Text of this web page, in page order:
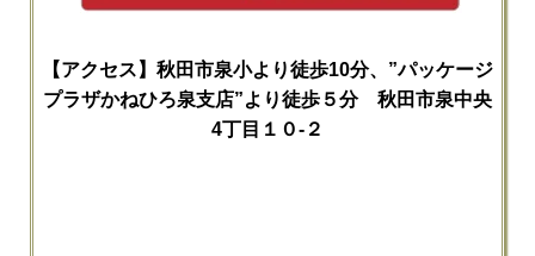
【アクセス】秋田市泉小より徒歩10分、”パッケージ
プラザかねひろ泉支店”より徒歩５分 秋田市泉中央
4丁目１０-２